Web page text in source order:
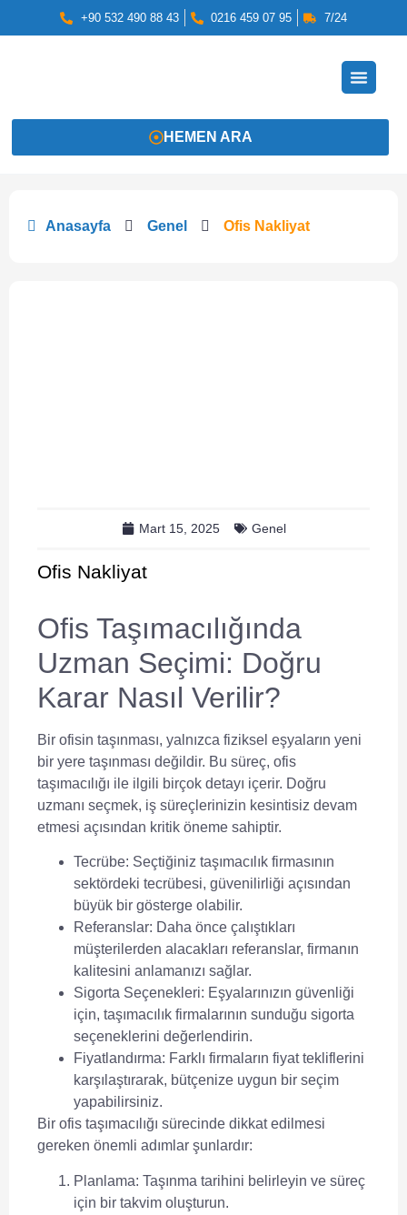
+90 532 490 88 43 0216 459 07 95 7/24
HEMEN ARA
Anasayfa Genel Ofis Nakliyat
Mart 15, 2025 Genel
Ofis Nakliyat
Ofis Taşımacılığında
Uzman Seçimi: Doğru
Karar Nasıl Verilir?
Bir ofisin taşınması, yalnızca fiziksel eşyaların yeni
bir yere taşınması değildir. Bu süreç, ofis
taşımacılığı ile ilgili birçok detayı içerir. Doğru
uzmanı seçmek, iş süreçlerinizin kesintisiz devam
etmesi açısından kritik öneme sahiptir.
Tecrübe: Seçtiğiniz taşımacılık firmasının
sektördeki tecrübesi, güvenilirliği açısından
büyük bir gösterge olabilir.
Referanslar: Daha önce çalıştıkları
müşterilerden alacakları referanslar, firmanın
kalitesini anlamanızı sağlar.
Sigorta Seçenekleri: Eşyalarınızın güvenliği
için, taşımacılık firmalarının sunduğu sigorta
seçeneklerini değerlendirin.
Fiyatlandırma: Farklı firmaların fiyat tekliflerini
karşılaştırarak, bütçenize uygun bir seçim
yapabilirsiniz.
Bir ofis taşımacılığı sürecinde dikkat edilmesi
gereken önemli adımlar şunlardır:
Planlama: Taşınma tarihini belirleyin ve süreç
için bir takvim oluşturun.